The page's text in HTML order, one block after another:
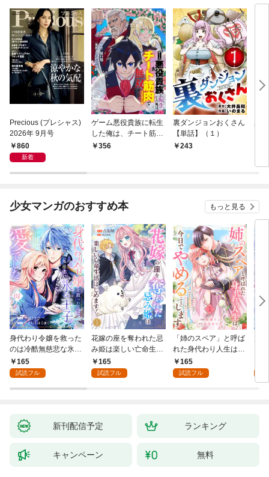
Precious (プレシャス)
2026年 9月号
860
新着
ゲーム悪役貴族に転生
した俺は、チート筋肉
で無双する【単話】
356
裏ダンジョンおくさん
【単話】（１）
243
あ
少女マンガのおすすめ本 もっと見る
身代わり令嬢を救った
のは冷酷無慈悲な氷の
王子の愛でした１
165
試読フル
花嫁の座を奪われた忌
み姫は楽しい亡命生活
はじめます！１
165
試読フル
「姉のスペア」と呼ば
れた身代わり人生は、
今日でやめることにし
ます～辺境で自由を満
165
試読フル
新刊配信予定 ランキング
キャンペーン 無料